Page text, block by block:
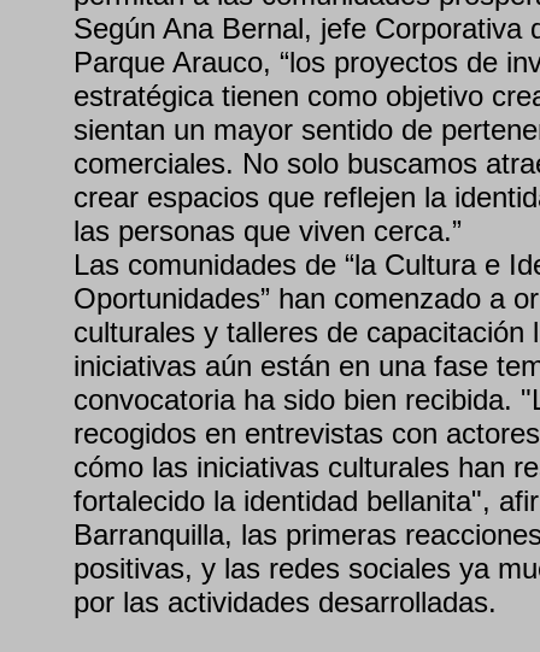
Según Ana Bernal, jefe Corporativa
Parque Arauco, “los proyectos de
estratégica tienen como objetivo
sientan un mayor sentido de
comerciales. No solo buscamos
crear espacios que reflejen la
las personas que viven cerca.”
Las comunidades de “la Cultura e
Oportunidades” han comenzado a
culturales y talleres de capacitación
iniciativas aún están en una fase
convocatoria ha sido bien recibida.
recogidos en entrevistas con
cómo las iniciativas culturales han
fortalecido la identidad bellanita",
Barranquilla, las primeras
positivas, y las redes sociales ya
por las actividades desarrolladas.